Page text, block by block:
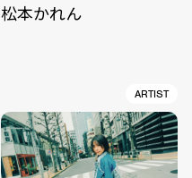
松本かれん
ARTIST